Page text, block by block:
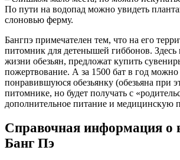
По пути на водопад можно увидеть
слоновью ферму.
Бангпэ примечателен тем, что на его
питомник для детенышей гиббонов. Здесь
жизни обезьян, предложат купить
пожертвование. А за 1500 бат в год
понравившуюся обезьянку (обезьяна при
питомнике, но будет получать с
дополнительное питание и медицинскую
Справочная информация о
Банг Пэ